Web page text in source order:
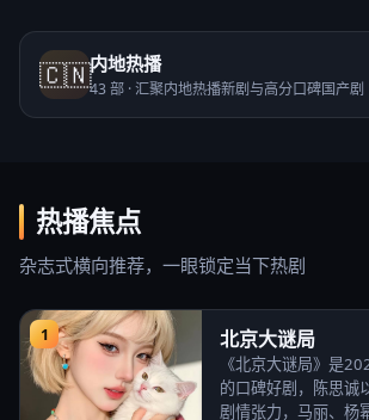
🇨🇳内地热播
43部 ·汇聚内地热播新剧与高分口碑国产剧
热播焦点
杂志式横向推荐，一眼锁定当下热剧
1 北京大谜局
《北京大谜局》是
的口碑好剧，陈思诚
剧情张力，马丽、杨